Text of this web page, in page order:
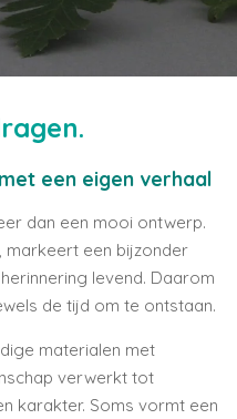
een eigen verhaal
dan een mooi ontwerp.
markeert een bijzonder
levend. Daarom
de tijd om te ontstaan.
materialen met
verwerkt tot
karakter. Soms vormt een